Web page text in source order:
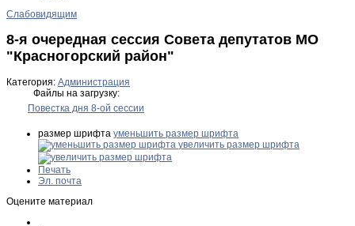
Слабовидящим
8-я очередная сессия Совета депутатов МО
"Красногорский район"
Категория: Администрация
Файлы на загрузку:
Повестка дня 8-ой сессии
размер шрифта уменьшить размер шрифта
увеличить размер шрифта
Печать
Эл. почта
Оцените материал